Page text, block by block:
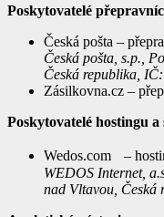
Poskytovatelé
Česká pošta –
Česká pošta, s.p.,
Česká republika,
Zásilkovna.cz –
Poskytovatelé hostingu
Wedos.com –
WEDOS Internet,
nad Vltavou, Česká